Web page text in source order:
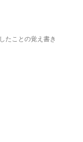
たことの覚え書き